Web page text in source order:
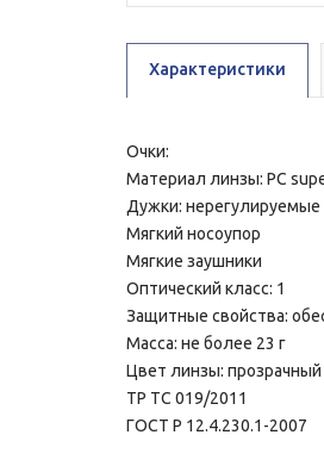
Характеристики
Очки:
Материал линзы: РС
Дужки: нерегулируемые
Мягкий носоупор
Мягкие заушники
Оптический класс: 1
Защитные свойства:
Масса: не более 23 г
Цвет линзы: прозрачный
ТР ТС 019/2011
ГОСТ Р 12.4.230.1-2007